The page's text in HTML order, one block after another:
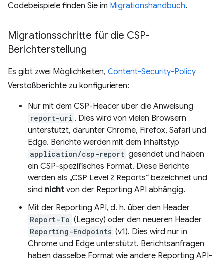
Codebeispiele finden Sie im Migrationshandbuch.
Migrationsschritte für die CSP-
Berichterstellung
Es gibt zwei Möglichkeiten, Content-Security-Policy
Verstoßberichte zu konfigurieren:
Nur mit dem CSP-Header über die Anweisung
report-uri . Dies wird von vielen Browsern
unterstützt, darunter Chrome, Firefox, Safari und
Edge. Berichte werden mit dem Inhaltstyp
application/csp-report gesendet und haben
ein CSP-spezifisches Format. Diese Berichte
werden als „CSP Level 2 Reports“ bezeichnet und
sind nicht von der Reporting API abhängig.
Mit der Reporting API, d. h. über den Header
Report-To (Legacy) oder den neueren Header
Reporting-Endpoints (v1). Dies wird nur in
Chrome und Edge unterstützt. Berichtsanfragen
haben dasselbe Format wie andere Reporting API-